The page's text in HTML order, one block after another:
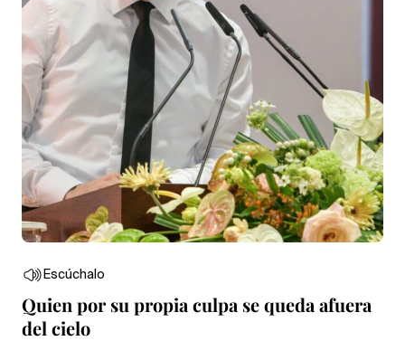
Escúchalo
Quien por su propia culpa se queda afuera
del cielo